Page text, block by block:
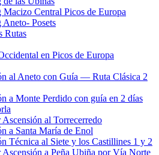
Macizo Central Picos de Europa
Posets
Rutas
en Picos de Europa
al Aneto con Guía — Ruta Clásica 2
a Monte Perdido con guía en 2 días
Ascensión al Torrecerredo
a Santa María de Enol
Técnica al Siete y los Castillines 1 y 2
Ascensión a Peña Ubiña por Vía Norte